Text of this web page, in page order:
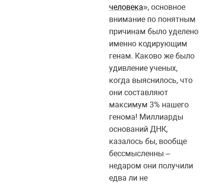
человека», основное
внимание по понятным
причинам было уделено
именно кодирующим
генам. Каково же было
удивление ученых,
когда выяснилось, что
они составляют
максимум 3% нашего
генома! Миллиарды
оснований ДНК,
казалось бы, вообще
бессмысленны –
недаром они получили
едва ли не